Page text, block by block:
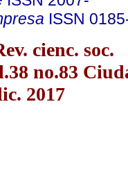
ISSN
cienc. soc.
no.83
2017